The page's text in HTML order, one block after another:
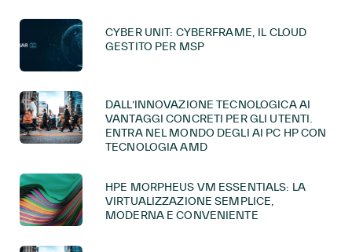
CYBER UNIT: CYBERFRAME, IL CLOUD
GESTITO PER MSP
DALL’INNOVAZIONE TECNOLOGICA AI
VANTAGGI CONCRETI PER GLI UTENTI.
ENTRA NEL MONDO DEGLI AI PC HP CON
TECNOLOGIA AMD
HPE MORPHEUS VM ESSENTIALS: LA
VIRTUALIZZAZIONE SEMPLICE,
MODERNA E CONVENIENTE